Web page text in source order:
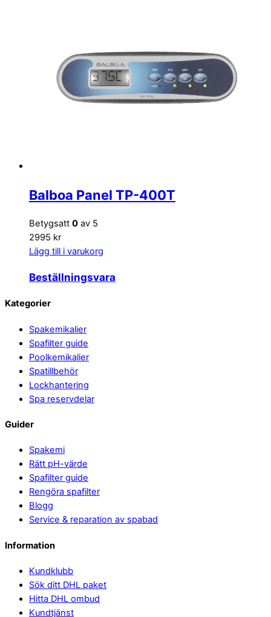
Balboa Panel TP-400T
Betygsatt 0 av 5
2995 kr
Lägg till i varukorg
Beställningsvara
Back
Top
Kategorier
Spakemikalier
Spafilter guide
Poolkemikalier
Spatillbehör
Lockhantering
Spa reservdelar
Guider
Spakemi
Rätt pH-värde
Spafilter guide
Rengöra spafilter
Blogg
Service & reparation av spabad
Information
Kundklubb
Sök ditt DHL paket
Hitta DHL ombud
Kundtjänst